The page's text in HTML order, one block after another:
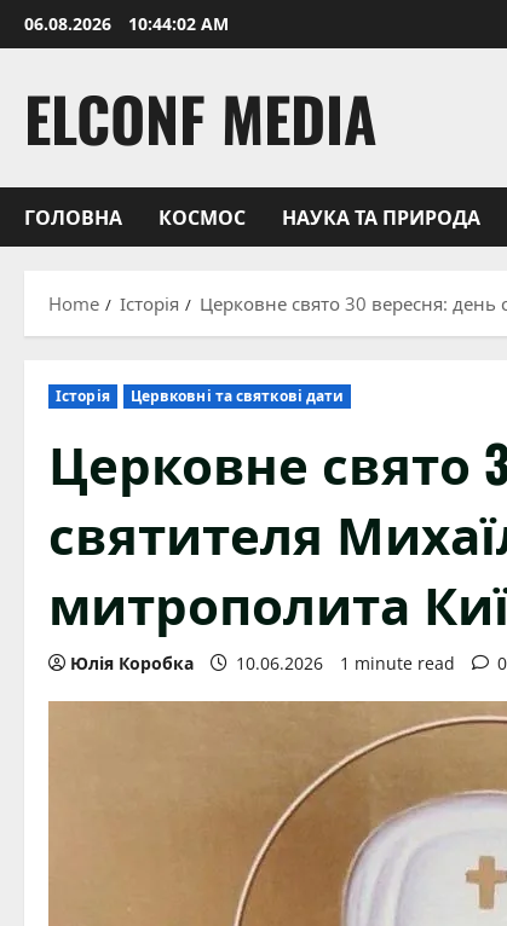
Skip
to
06.08.2026 10:44:03 AM
ELCONF MEDIA
ГОЛОВНА КОСМОС НАУКА ТА ПРИРОДА
Home Історія Церковне свято 30 вересня: день
Історія Цервковні та святкові дати
Церковне свято
святителя
митрополита
Юлія Коробка 10.06.2026 1 minute read 0